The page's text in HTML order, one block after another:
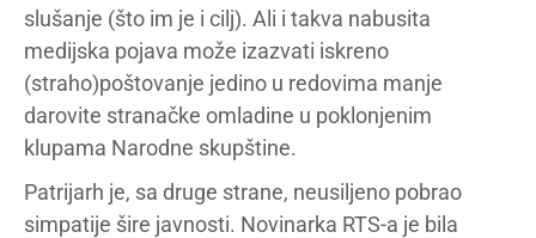
slušanje (što im je i cilj). Ali i takva nabusita
medijska pojava može izazvati iskreno
(straho)poštovanje jedino u redovima manje
darovite stranačke omladine u poklonjenim
klupama Narodne skupštine.
Patrijarh je, sa druge strane, neusiljeno pobrao
simpatije šire javnosti. Novinarka RTS-a je bila